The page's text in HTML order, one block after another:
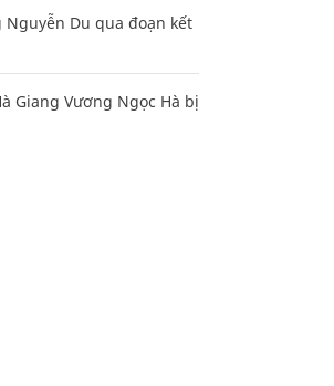
Du qua đoạn kết
Giang Vương Ngọc Hà bị